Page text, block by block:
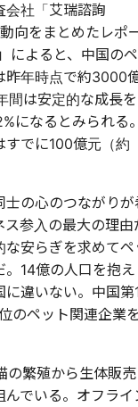
会社「艾瑞諮詢
向をまとめたレポ
によると、中国のペ
昨年時点で約3000
間は安定的な成長を
になるとみられる
すでに100億元（約
士の心のつながりが
参入の最大の理由
な安らぎを求めてペ
。14億の人口を抱え
違いない。中国第
のペット関連企業
の繁殖から生体販売
んでいる。オフライ